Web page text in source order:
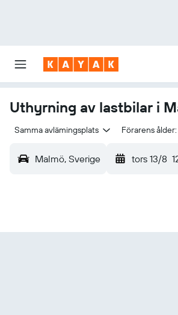
Uthyrning av lastbilar i
Samma avlämingsplats Förarens ålder:
Malmö, Sverige tors 13/8